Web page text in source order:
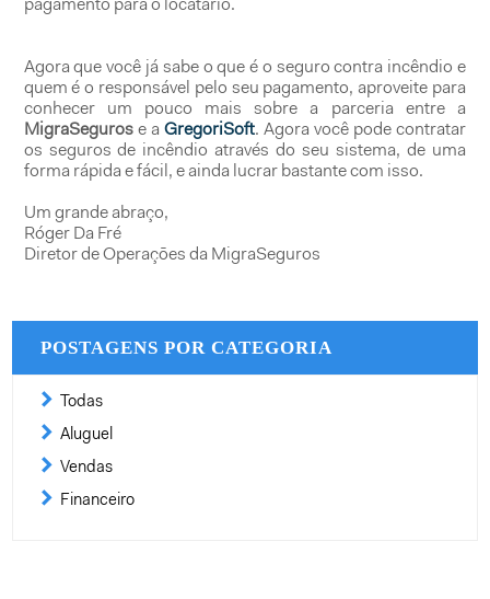
pagamento para o locatário.
Agora que você já sabe o que é o seguro contra incêndio e
quem é o responsável pelo seu pagamento, aproveite para
conhecer um pouco mais sobre a parceria entre a
MigraSeguros e a GregoriSoft. Agora você pode contratar
os seguros de incêndio através do seu sistema, de uma
forma rápida e fácil, e ainda lucrar bastante com isso.
Um grande abraço,
Róger Da Fré
Diretor de Operações da MigraSeguros
POSTAGENS POR CATEGORIA
Todas
Aluguel
Financeiro
Vendas